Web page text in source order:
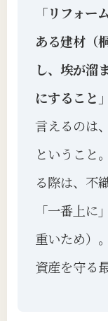
「リフォ
ある建材（
し、埃が溜
にすること」
言えるのは、
ということ
る際は、不
「一番上
重いため）
資産を守る